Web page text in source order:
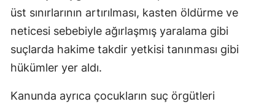
üst sınırlarının artırılması, kasten öldürme ve
neticesi sebebiyle ağırlaşmış yaralama gibi
suçlarda hakime takdir yetkisi tanınması gibi
hükümler yer aldı.
Kanunda ayrıca çocukların suç örgütleri